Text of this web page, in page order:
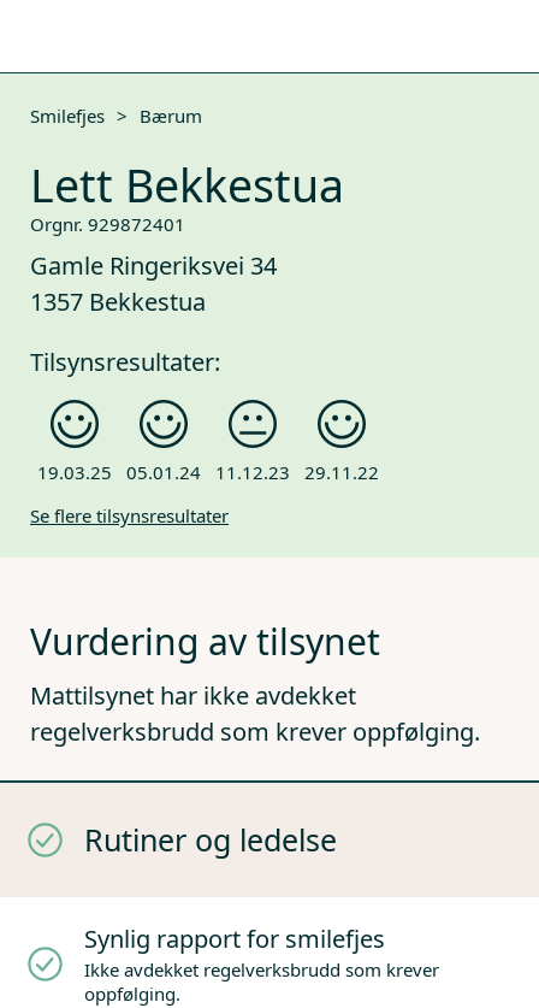
Smilefjes > Bærum
Lett Bekkestua
Orgnr. 929872401
Gamle Ringeriksvei 34
1357 Bekkestua
Tilsynsresultater:
19.03.25 05.01.24 11.12.23
29.11.22
Se flere tilsynsresultater
Vurdering av tilsynet
Mattilsynet har ikke avdekket
regelverksbrudd som krever oppfølging.
Rutiner og ledelse
Synlig rapport for smilefjes
Ikke avdekket regelverksbrudd som krever
oppfølging.